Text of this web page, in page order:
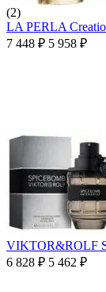
(2)
LA PERLA
7 448 ₽ 5 958 ₽
VIKTOR&ROLF
6 828 ₽ 5 462 ₽